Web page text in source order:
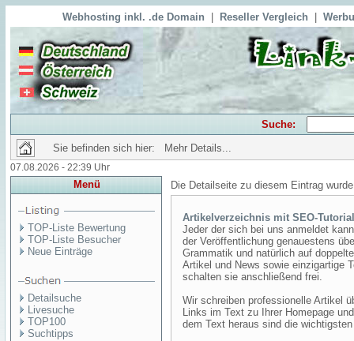
Webhosting inkl. .de Domain Reseller Vergleich
Suche:
Sie befinden sich hier: Mehr Details...
07.08.2026 - 22:39 Uhr
Menü
TOP-Liste Bewertung
TOP-Liste Besucher
Neue Einträge
Detailsuche
Livesuche
TOP100
Suchtipps
Die Detailseite zu diesem Eintrag
Artikelverzeichnis mit SEO-
Jeder der sich bei uns anmeldet
der Veröffentlichung genauestens
Grammatik und natürlich auf
Artikel und News sowie einzigartige
schalten sie anschließend frei.
Wir schreiben professionelle Artikel
Links im Text zu Ihrer Homepage
dem Text heraus sind die